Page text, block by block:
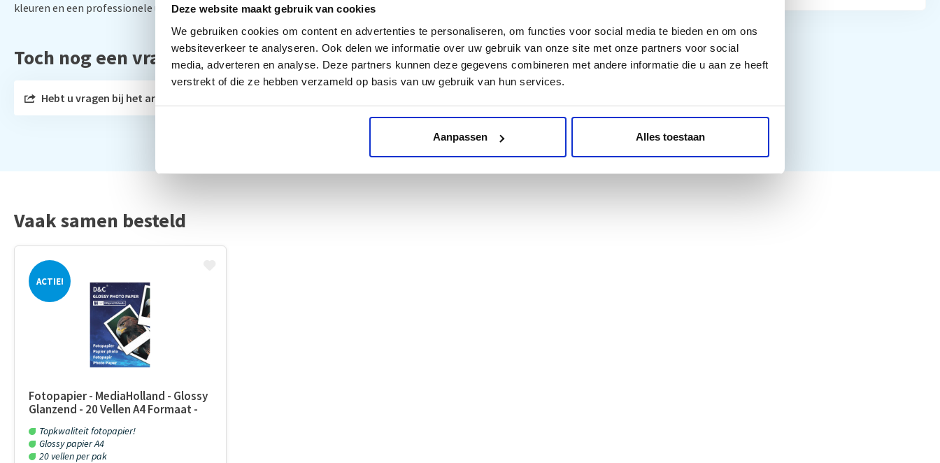
Deze website maakt gebruik van cookies
We gebruiken cookies om content en advertenties te personaliseren, om functies voor social media te bieden en om ons
websiteverkeer te analyseren. Ook delen we informatie over uw gebruik van onze site met onze partners voor social
media, adverteren en analyse. Deze partners kunnen deze gegevens combineren met andere informatie die u aan ze heeft
verstrekt of die ze hebben verzameld op basis van uw gebruik van hun services.
Aanpassen Alles toestaan
kleuren en een professionele uitstraling.
Toch nog een vraag?
Hebt u vragen bij het artikel?
Vaak samen besteld
ACTIE!
Fotopapier - MediaHolland - Glossy
Glanzend - 20 Vellen A4 Formaat -
Topkwaliteit fotopapier!
Glossy papier A4
20 vellen per pak